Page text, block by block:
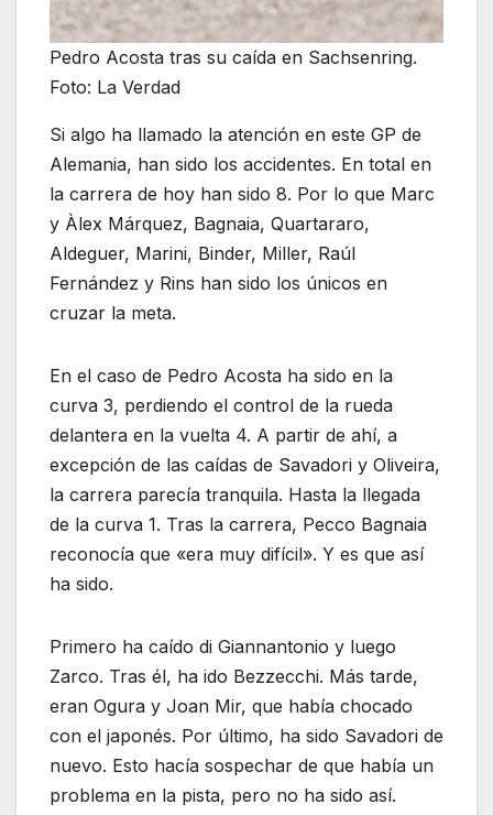
Pedro Acosta tras su caída en Sachsenring.
Foto: La Verdad
Si algo ha llamado la atención en este GP de
Alemania, han sido los accidentes. En total en
la carrera de hoy han sido 8. Por lo que Marc
y Àlex Márquez, Bagnaia, Quartararo,
Aldeguer, Marini, Binder, Miller, Raúl
Fernández y Rins han sido los únicos en
cruzar la meta.
En el caso de Pedro Acosta ha sido en la
curva 3, perdiendo el control de la rueda
delantera en la vuelta 4. A partir de ahí, a
excepción de las caídas de Savadori y Oliveira,
la carrera parecía tranquila. Hasta la llegada
de la curva 1. Tras la carrera, Pecco Bagnaia
reconocía que «era muy difícil». Y es que así
ha sido.
Primero ha caído di Giannantonio y luego
Zarco. Tras él, ha ido Bezzecchi. Más tarde,
eran Ogura y Joan Mir, que había chocado
con el japonés. Por último, ha sido Savadori de
nuevo. Esto hacía sospechar de que había un
problema en la pista, pero no ha sido así.